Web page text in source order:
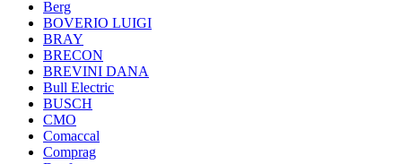
Berg
BOVERIO LUIGI
BRAY
BRECON
BREVINI DANA
Bull Electric
BUSCH
CMO
Comaccal
Comprag